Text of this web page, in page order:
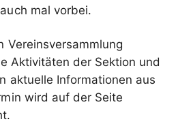
mal vorbei.
Vereinsversammlung
Aktivitäten der Sektion und
aktuelle Informationen aus
wird auf der Seite